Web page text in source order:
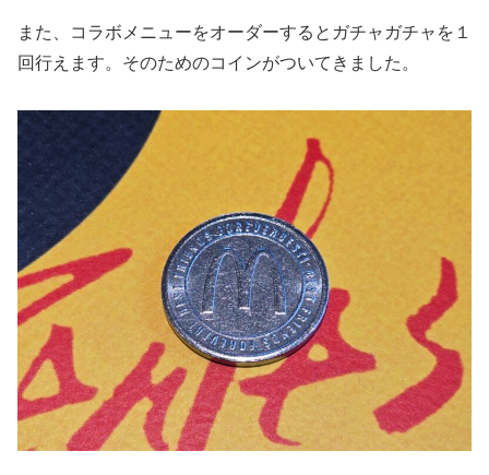
また、コラボメニューをオーダーするとガチャガチャを１
回行えます。そのためのコインがついてきました。